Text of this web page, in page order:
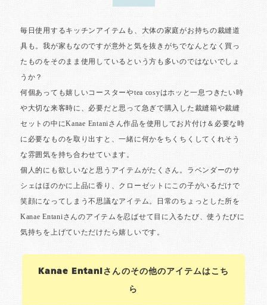
Kanae Entaniさんのその他のアイテムはこち
ら